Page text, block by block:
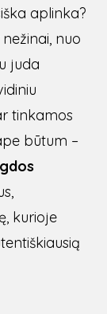
aplinka?
nuo
juda
tinkamos
būtum –
kurioje